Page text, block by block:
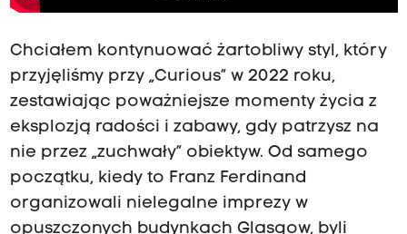
Chciałem kontynuować żartobliwy styl, który
przyjęliśmy przy „Curious” w 2022 roku,
zestawiając poważniejsze momenty życia z
eksplozją radości i zabawy, gdy patrzysz na
nie przez „zuchwały” obiektyw. Od samego
początku, kiedy to Franz Ferdinand
organizowali nielegalne imprezy w
opuszczonych budynkach Glasgow, byli